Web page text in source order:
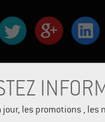
les promotions ,